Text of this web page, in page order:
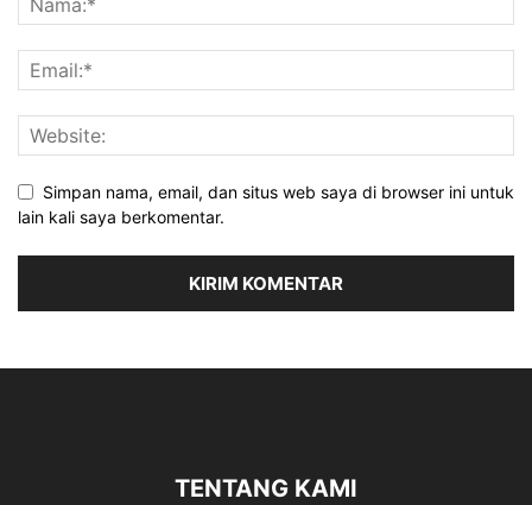
Simpan nama, email, dan situs web saya di browser ini untuk
lain kali saya berkomentar.
TENTANG KAMI